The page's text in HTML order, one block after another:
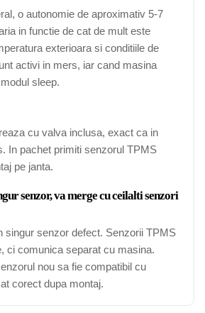
o autonomie de aproximativ 5-7
in functie de cat de mult este
exterioara si conditiile de
activi in mers, iar cand masina
sleep.
cu valva inclusa, exact ca in
In pachet primiti senzorul TPMS
pe janta.
senzor, va merge cu ceilalti senzori
singur senzor defect. Senzorii TPMS
ci comunica separat cu masina.
nou sa fie compatibil cu
corect dupa montaj.